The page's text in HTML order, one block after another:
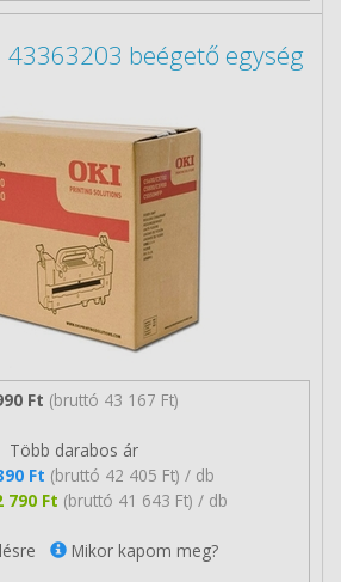
43363203 beégető egység
Ft (bruttó 43 167 Ft)
Több darabos ár
Ft (bruttó 42 405 Ft) / db
790 Ft (bruttó 41 643 Ft) / db
Mikor kapom meg?